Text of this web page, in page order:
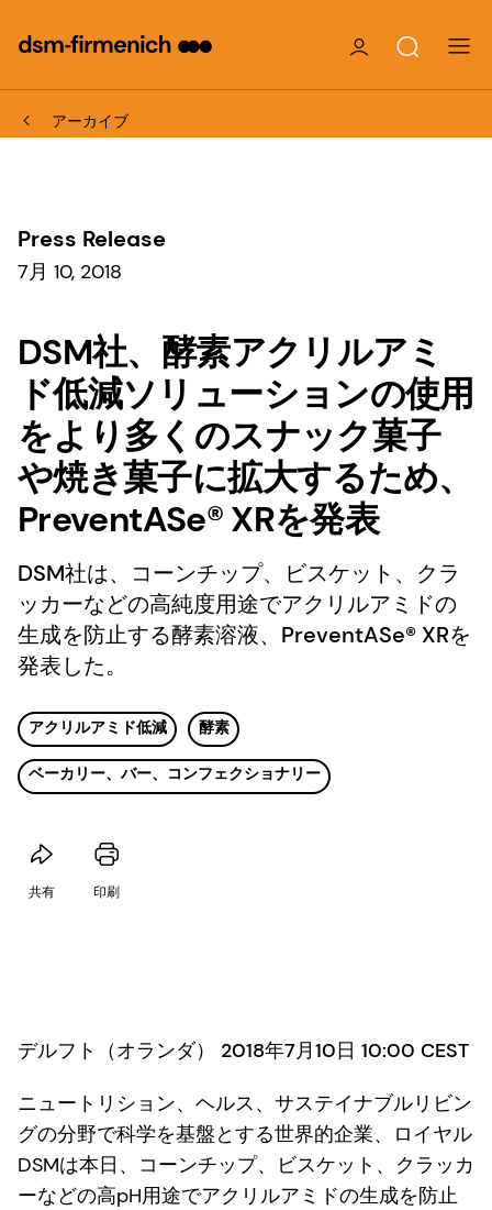
アーカイブ
Press Release
7月 10, 2018
DSM社、酵素アクリルアミ
ド低減ソリューションの使用
をより多くのスナック菓子
や焼き菓子に拡大するため、
PreventASe® XRを発表
DSM社は、コーンチップ、ビスケット、クラ
ッカーなどの高純度用途でアクリルアミドの
生成を防止する酵素溶液、PreventASe® XRを
発表した。
アクリルアミド低減 酵素
ベーカリー、バー、コンフェクショナリー
共有 印刷
デルフト（オランダ） 2018年7月10日 10:00 CEST
ニュートリション、ヘルス、サステイナブルリビン
グの分野で科学を基盤とする世界的企業、ロイヤル
DSMは本日、コーンチップ、ビスケット、クラッカ
ーなどの高pH用途でアクリルアミドの生成を防止